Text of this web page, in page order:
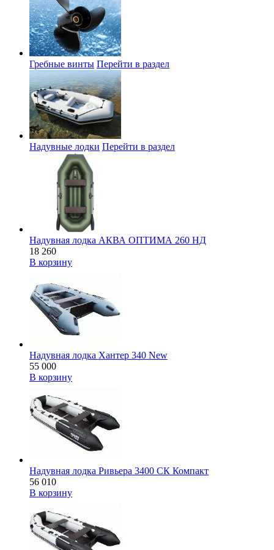
Гребные винты Перейти в раздел
Надувные лодки Перейти в раздел
Надувная лодка АКВА ОПТИМА 260 НД
18 260
В корзину
Надувная лодка Хантер 340 New
55 000
В корзину
Надувная лодка Ривьера 3400 СК Компакт
56 010
В корзину